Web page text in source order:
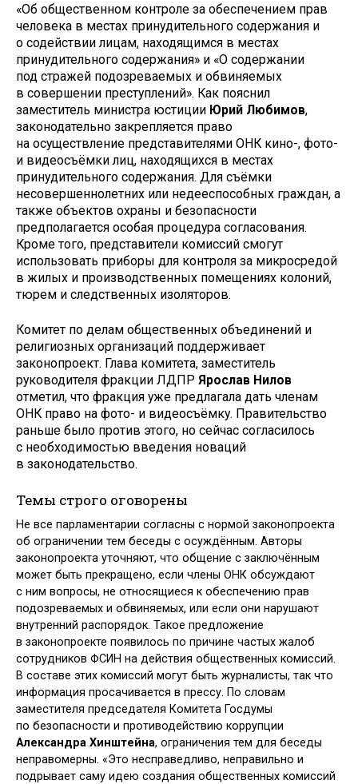
«Об общественном контроле за обеспечением прав
человека в местах принудительного содержания и
о содействии лицам, находящимся в местах
принудительного содержания» и «О содержании
под стражей подозреваемых и обвиняемых
в совершении преступлений». Как пояснил
заместитель министра юстиции Юрий Любимов,
законодательно закрепляется право
на осуществление представителями ОНК кино-, фото-
и видеосъёмки лиц, находящихся в местах
принудительного содержания. Для съёмки
несовершеннолетних или недееспособных граждан, а
также объектов охраны и безопасности
предполагается особая процедура согласования.
Кроме того, представители комиссий смогут
использовать приборы для контроля за микросредой
в жилых и производственных помещениях колоний,
тюрем и следственных изоляторов.
Комитет по делам общественных объединений и
религиозных организаций поддерживает
законопроект. Глава комитета, заместитель
руководителя фракции ЛДПР Ярослав Нилов
отметил, что фракция уже предлагала дать членам
ОНК право на фото- и видеосъёмку. Правительство
раньше было против этого, но сейчас согласилось
с необходимостью введения новаций
в законодательство.
Темы строго оговорены
Не все парламентарии согласны с нормой законопроекта
об ограничении тем беседы с осуждённым. Авторы
законопроекта уточняют, что общение с заключённым
может быть прекращено, если члены ОНК обсуждают
с ним вопросы, не относящиеся к обеспечению прав
подозреваемых и обвиняемых, или если они нарушают
внутренний распорядок. Такое предложение
в законопроекте появилось по причине частых жалоб
сотрудников ФСИН на действия общественных комиссий.
В составе этих комиссий могут быть журналисты, так что
информация просачивается в прессу. По словам
заместителя председателя Комитета Госдумы
по безопасности и противодействию коррупции
Александра Хинштейна, ограничения тем для беседы
неправомерны. «Это несправедливо, неправильно и
подрывает саму идею создания общественных комиссий